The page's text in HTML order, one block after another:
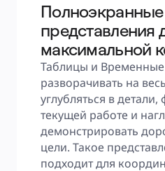
Полноэкранные
представления
максимальной
Таблицы и
разворачивать на
углубляться в
текущей работе и
демонстрировать
цели. Такое
подходит для